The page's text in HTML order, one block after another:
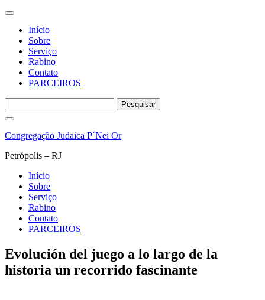
Início
Sobre
Serviço
Rabino
Contato
PARCEIROS
por:
Pular
o
Congregação Judaica P´Nei Or
Petrópolis – RJ
Início
Sobre
Serviço
Rabino
Contato
PARCEIROS
Evolución del juego a lo largo de la
historia un recorrido fascinante